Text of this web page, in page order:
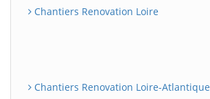
Chantiers Renovation Loire
Chantiers Renovation Loire-Atlantique